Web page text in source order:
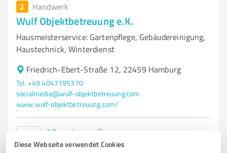
Diese Webseite verwendet Cookies
2 Handwerk
Wulf Objektbetreuung e.K.
Hausmeisterservice: Gartenpflege, Gebäudereinigung,
Haustechnick, Winterdienst
Friedrich-Ebert-Straße 12, 22459 Hamburg
Tel. +49 4047195370
socialmedia@wulf-objektbetreuung.com
www.wulf-objektbetreuung.com/
2 Bewertungen
von 3 veröffentlicht